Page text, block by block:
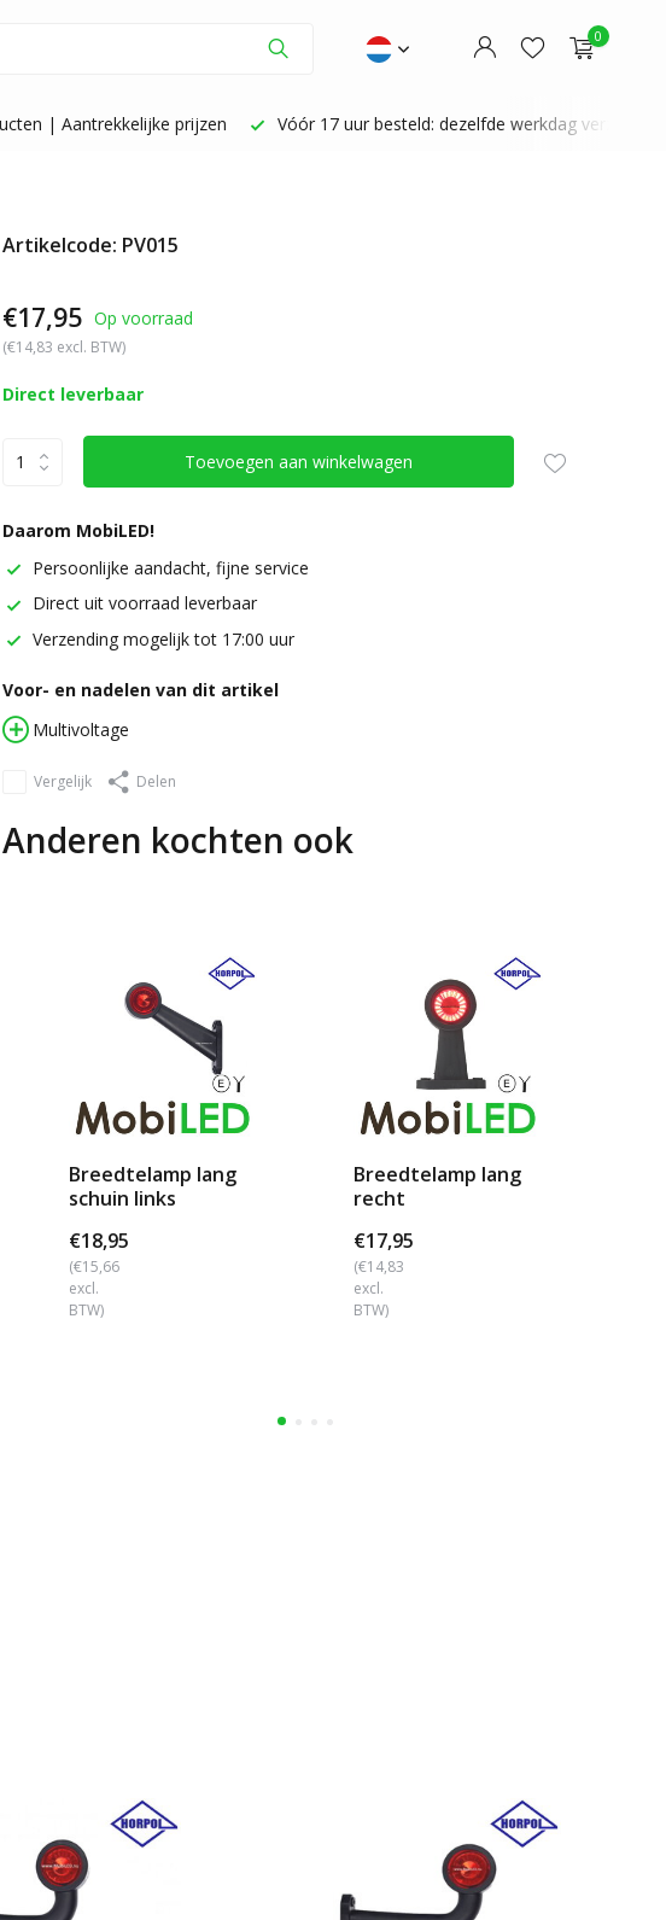
0
| Aantrekkelijke prijzen Vóór 17 uur besteld: dezelfde werkdag verzonden
Artikelcode: PV015
€17,95 Op voorraad
(€14,83 excl. BTW)
Direct leverbaar
Toevoegen aan winkelwagen
Daarom MobiLED!
Persoonlijke aandacht, fijne service
Direct uit voorraad leverbaar
Verzending mogelijk tot 17:00 uur
Voor- en nadelen van dit artikel
Multivoltage
Vergelijk Delen
Anderen kochten ook
Breedtelamp lang
schuin links
€18,95
(€15,66
excl.
BTW)
Breedtelamp lang
recht
€17,95
(€14,83
excl.
BTW)